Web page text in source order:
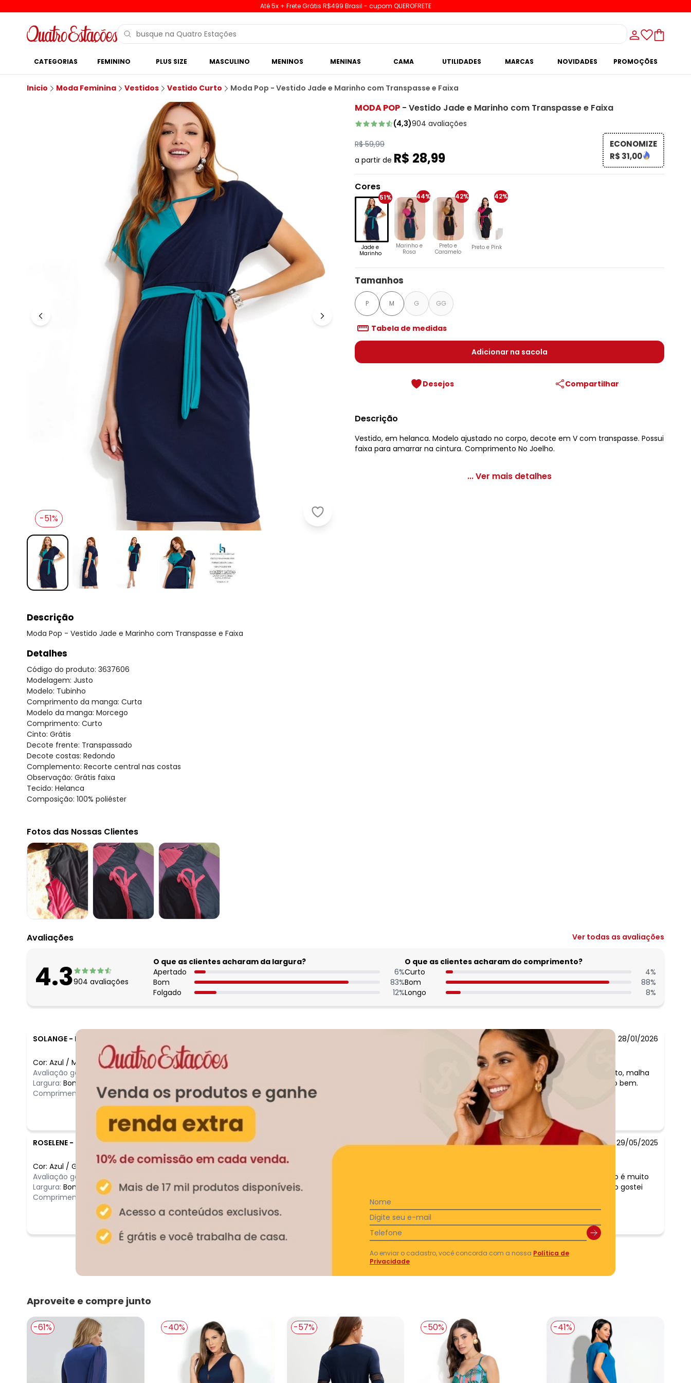
Até 5x + Frete Grátis R$499 Brasil - cupom QUEROFRETE
CATEGORIAS FEMININO PLUS SIZE MASCULINO MENINOS MENINAS CAMA UTILIDADES MARCAS NOVIDADES PROMOÇÕES
Inicio Moda Feminina Vestidos Vestido Curto Moda Pop - Vestido Jade e Marinho com Transpasse e Faixa
Moda Pop - Vestido Jade e Marinho com Transpasse e Faixa
-51%
MODA POP - Vestido Jade e Marinho com Transpasse e Faixa
(4,3)904 avaliações
R$ 59,99
a partir de R$ 28,99
ECONOMIZE
R$ 31,00
Cores
51%
Jade e
Marinho
44%
Marinho e
Rosa
42%
Preto e
Caramelo
42%
Preto e Pink
Tamanhos
P M G GG
Tabela de medidas
Adicionar na sacola
Desejos Compartilhar
Descrição
Vestido, em helanca. Modelo ajustado no corpo, decote em V com transpasse. Possui
faixa para amarrar na cintura. Comprimento No Joelho.
... Ver mais detalhes
Descrição
Moda Pop - Vestido Jade e Marinho com Transpasse e Faixa
Detalhes
Código do produto: 3637606
Modelagem: Justo
Modelo: Tubinho
Comprimento da manga: Curta
Modelo da manga: Morcego
Comprimento: Curto
Cinto: Grátis
Decote frente: Transpassado
Decote costas: Redondo
Complemento: Recorte central nas costas
Observação: Grátis faixa
Tecido: Helanca
Composição: 100% poliéster
Fotos das Nossas Clientes
Avaliações Ver todas as avaliações
4.3904 avaliações
O que as clientes acharam da largura?
Apertado
6%
Bom
83%
Folgado
12%
O que as clientes acharam do comprimento?
Curto
4%
Bom
88%
Longo
8%
SOLANGE - BELO HORIZONTE - MG 28/01/2026
Cor: Azul / M
Avaliação geral do produto: Ruim
Largura: Bom
Comprimento:
Bom
Comentário:
Fegou no prazo, bonito, malha
gostosa, serviu muito bem.
ROSELENE - GOIANIRA - GO 29/05/2025
Cor: Azul / G
Avaliação geral do produto:
Largura: Bom
Comprimento:
Bom
muito lindo gostei muito o tecido é muito
leve e gostoso de sentir no corpo gostei
Ver todas as avaliações
Aproveite e compre junto
-61% -40% -57% -50% -41%
Nome
Digite seu e-mail
Telefone
Ao enviar o cadastro, você concorda com a nossa Política de
Privacidade